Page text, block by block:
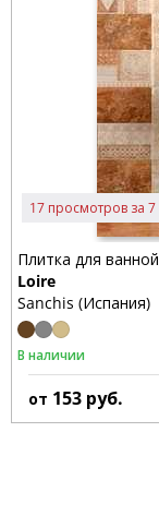
17 просмотров за
Плитка для ванной
Loire
Sanchis (Испания)
В наличии
от 153 руб.